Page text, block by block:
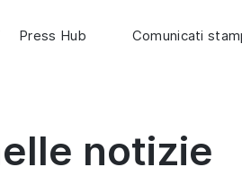
Press Hub Comunicati
notizie